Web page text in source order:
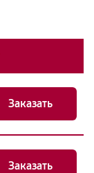
Заказать
Заказать